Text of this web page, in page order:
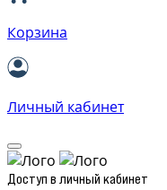
Корзина
Личный кабинет
Доступ в личный кабинет